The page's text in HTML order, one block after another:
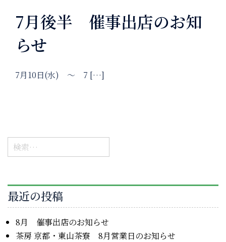
7月後半 催事出店のお知
らせ
7月10日(水) ～ 7 […]
検
索:
最近の投稿
8月 催事出店のお知らせ
茶房 京都・東山茶寮 8月営業日のお知らせ